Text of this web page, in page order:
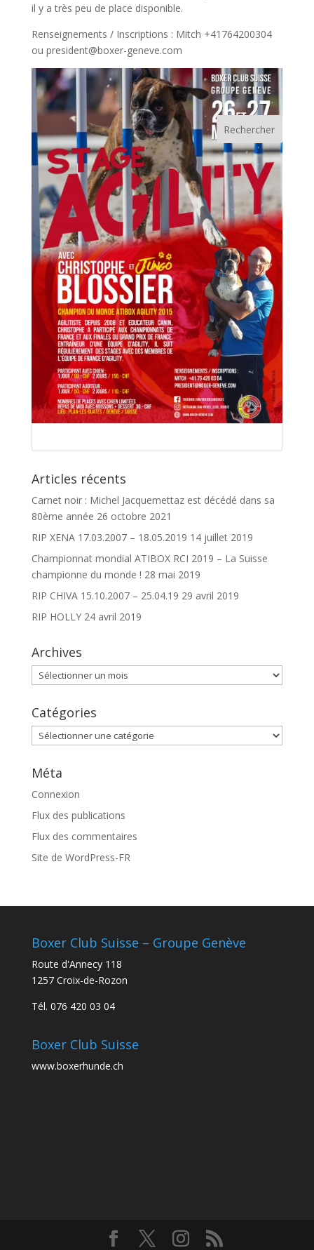
il y a très peu de place disponible.
Renseignements / Inscriptions : Mitch +41764200304
ou president@boxer-geneve.com
Articles récents
Carnet noir : Michel Jacquemettaz est décédé dans sa
80ème année 26 octobre 2021
RIP XENA 17.03.2007 – 18.05.2019 14 juillet 2019
Championnat mondial ATIBOX RCI 2019 – La Suisse
championne du monde ! 28 mai 2019
RIP CHIVA 15.10.2007 – 25.04.19 29 avril 2019
RIP HOLLY 24 avril 2019
Archives
Archives
Catégories
Catégories
Méta
Connexion
Flux des publications
Flux des commentaires
Site de WordPress-FR
Boxer Club Suisse – Groupe Genève
Route d'Annecy 118
1257 Croix-de-Rozon
Tél. 076 420 03 04
Boxer Club Suisse
www.boxerhunde.ch